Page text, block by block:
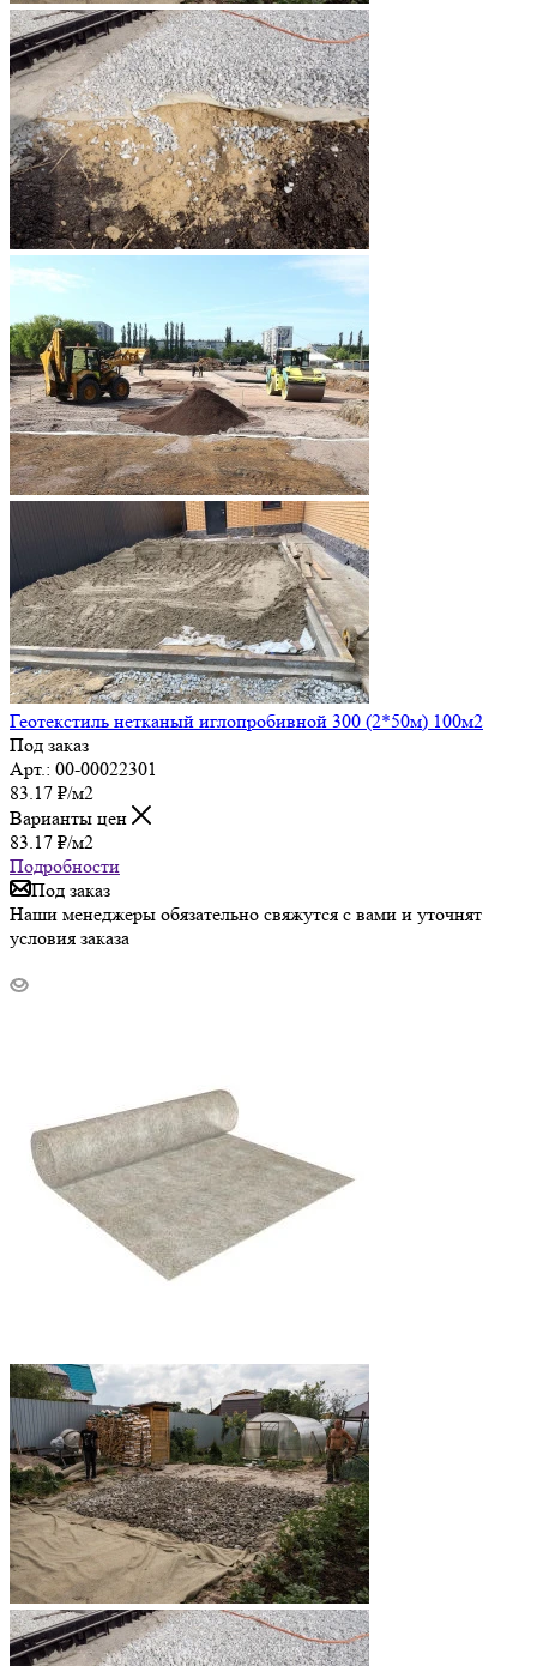
Геотекстиль нетканый иглопробивной 300 (2*50м) 100м2
Под заказ
Арт.: 00-00022301
83.17 ₽/м2
Варианты цен
83.17 ₽/м2
Подробности
Под заказ
Наши менеджеры обязательно свяжутся с вами и уточнят
условия заказа